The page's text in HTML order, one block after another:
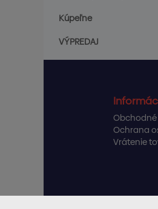
Kúpeľne
VÝPREDAJ
Ochrana
Vrátenie